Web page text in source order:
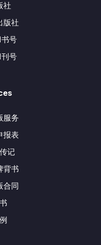
社
版社
号
号
服务
报表
记
背书
合同